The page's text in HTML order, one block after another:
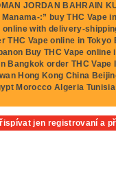
JORDAN BAHRAIN
:” buy THC Vape
online with delivery-
THC Vape online in
Buy THC Vape
Bangkok order THC
Hong Kong China
Morocco Algeria
jen registrovaní a